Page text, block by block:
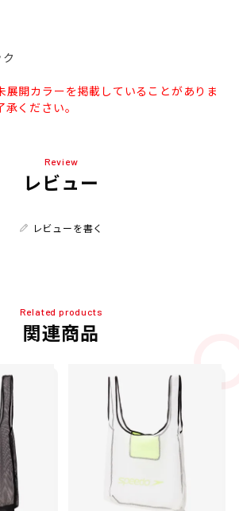
開カラーを掲載していることがありま
ください。
Review
レビュー
レビューを書く
Related products
関連商品